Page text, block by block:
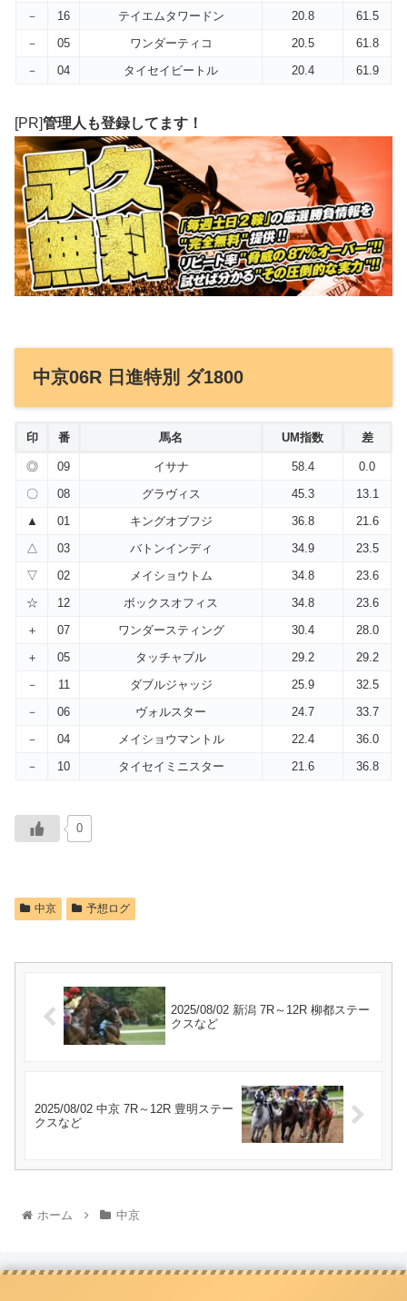
－
16 テイエムタワードン 20.8
61.5
－
05 ワンダーティコ 20.5
61.8
－
04 タイセイビートル 20.4 61.9
[PR]管理人も登録してます！
中京06R 日進特別 ダ1800
印 番 馬名 UM指数 差
◎ 09 イサナ 58.4
0.0
〇
08 グラヴィス 45.3
13.1
▲
01 キングオブフジ 36.8
21.6
△
03 バトンインディ 34.9
23.5
▽
02 メイショウトム 34.8
23.6
☆
12 ボックスオフィス 34.8
23.6
＋
07 ワンダースティング 30.4
28.0
＋
05 タッチャブル 29.2
29.2
－
11 ダブルジャッジ 25.9
32.5
－
06 ヴォルスター 24.7
33.7
－
04 メイショウマントル 22.4
36.0
－
10 タイセイミニスター 21.6 36.8
0
中京 予想ログ
2025/08/02 新潟 7R～12R 柳都ステー
クスなど
2025/08/02 中京 7R～12R 豊明ステー
クスなど
ホーム 中京